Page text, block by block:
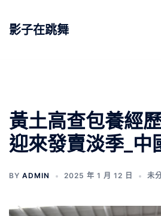
影子在跳舞
黃土高查包養經
迎來發賣淡季_中
BY ADMIN 2025 年 1 月 12 日 未